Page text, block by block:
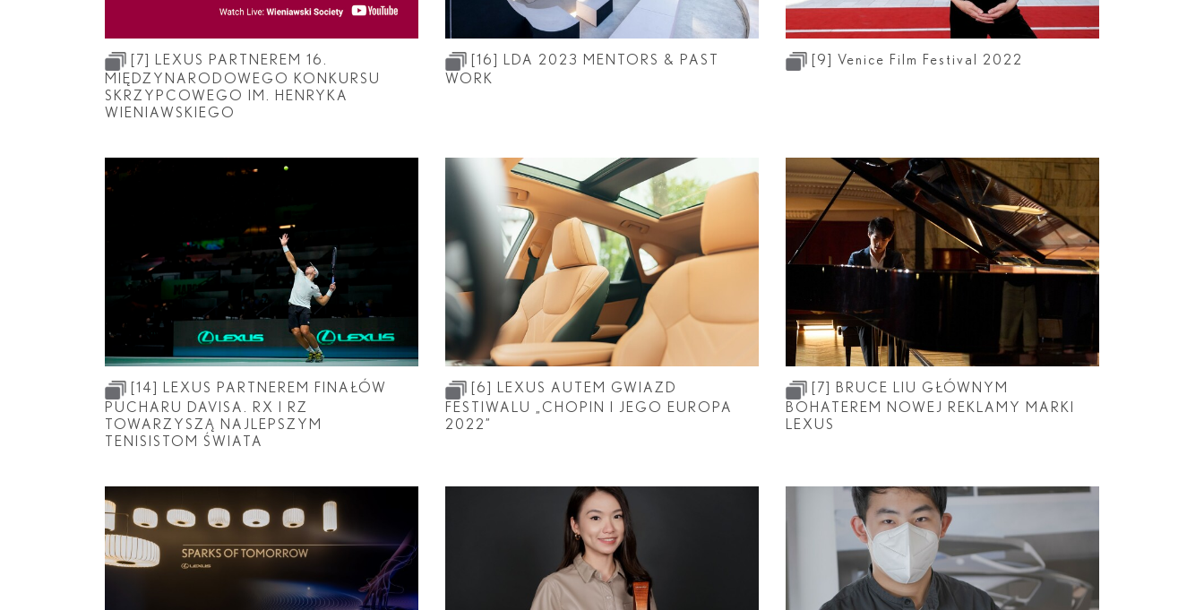
[7]
LEXUS PARTNEREM 16.
MIĘDZYNARODOWEGO KONKURSU
SKRZYPCOWEGO IM. HENRYKA
WIENIAWSKIEGO
[16]
LDA 2023 MENTORS & PAST
WORK
[9] Venice Film Festival 2022
[14]
LEXUS PARTNEREM FINAŁÓW
PUCHARU DAVISA. RX I RZ
TOWARZYSZĄ NAJLEPSZYM
TENISISTOM ŚWIATA
[6]
LEXUS AUTEM GWIAZD
FESTIWALU „CHOPIN I JEGO EUROPA
2022”
[7]
BRUCE LIU GŁÓWNYM
BOHATEREM NOWEJ REKLAMY MARKI
LEXUS